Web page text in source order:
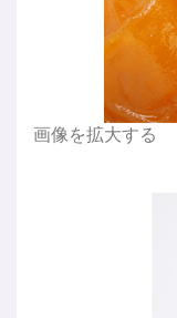
画像を拡大する